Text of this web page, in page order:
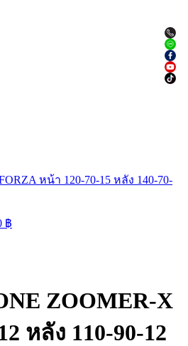
หน้า 120-70-15 หลัง 140-70-
฿
ZOOMER-X
หลัง 110-90-12